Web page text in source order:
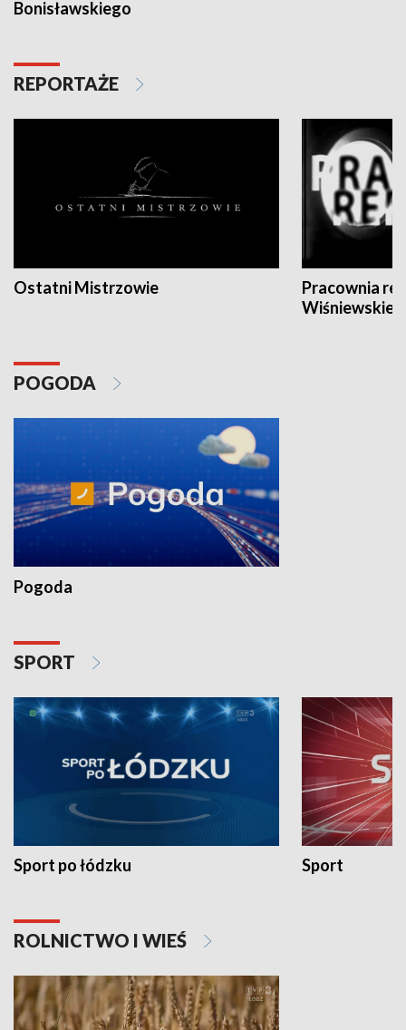
Bonisławskiego
REPORTAŻE
Ostatni Mistrzowie
Pracownia
POGODA
Pogoda
SPORT
Sport po łódzku Sport
ROLNICTWO I WIEŚ